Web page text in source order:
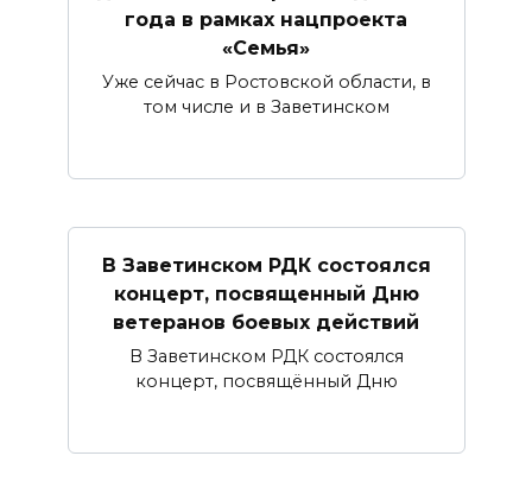
года в рамках нацпроекта
«Семья»
Уже сейчас в Ростовской области, в
том числе и в Заветинском
В Заветинском РДК состоялся
концерт, посвященный Дню
ветеранов боевых действий
В Заветинском РДК состоялся
концерт, посвящённый Дню